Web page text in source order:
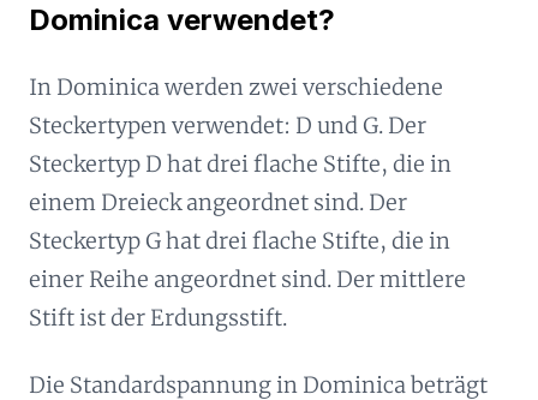
Dominica verwendet?
In Dominica werden zwei verschiedene
Steckertypen verwendet: D und G. Der
Steckertyp D hat drei flache Stifte, die in
einem Dreieck angeordnet sind. Der
Steckertyp G hat drei flache Stifte, die in
einer Reihe angeordnet sind. Der mittlere
Stift ist der Erdungsstift.
Die Standardspannung in Dominica beträgt